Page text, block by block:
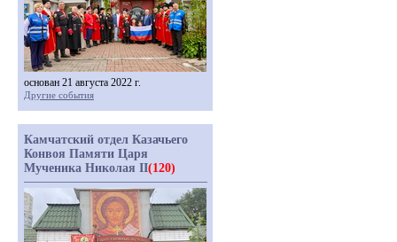
основан 21 августа 2022 г.
Другие события
Камчатский отдел Казачьего
Конвоя Памяти Царя
Мученика Николая II(120)